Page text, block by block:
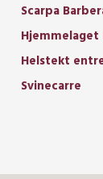
Scarpa
Helstekt
Svinecarre